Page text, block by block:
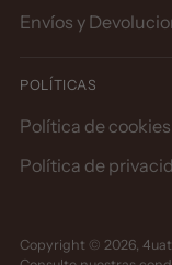
Envíos y
POLÍTICAS
Política de cookies
Política de
Copyright © 2026,